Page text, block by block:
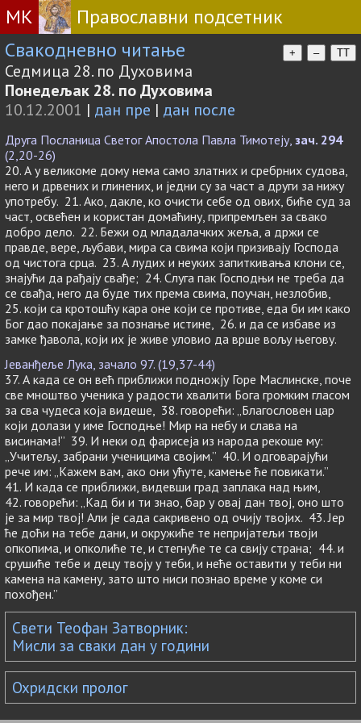
МК
Православни подсетник
Свакодневно читање
+ – TT
Седмица 28. по Духовима
Понедељак 28. по Духовима
10.12.2001 | дан пре | дан после
Друга Посланица Светог Апостола Павла Тимотеју, зач. 294
(2,20-26)
20. А у великоме дому нема само златних и сребрних судова,
него и дрвених и глинених, и једни су за част а други за нижу
употребу. 21. Ако, дакле, ко очисти себе од ових, биће суд за
част, освећен и користан домаћину, припремљен за свако
добро дело. 22. Бежи од младалачких жеља, а држи се
правде, вере, љубави, мира са свима који призивају Господа
од чистога срца. 23. А лудих и неуких запиткивања клони се,
знајући да рађају свађе; 24. Слуга пак Господњи не треба да
се свађа, него да буде тих према свима, поучан, незлобив,
25. који са кротошћу кара оне који се противе, еда би им како
Бог дао покајање за познање истине, 26. и да се избаве из
замке ђавола, који их је живе уловио да врше вољу његову.
Јеванђеље Лука, зачало 97. (19,37-44)
37. А када се он већ приближи подножју Горе Маслинске, поче
све мноштво ученика у радости хвалити Бога громким гласом
за сва чудеса која видеше, 38. говорећи: „Благословен цар
који долази у име Господње! Мир на небу и слава на
висинама!” 39. И неки од фарисеја из народа рекоше му:
„Учитељу, забрани ученицима својим.” 40. И одговарајући
рече им: „Кажем вам, ако они ућуте, камење ће повикати.”
41. И када се приближи, видевши град заплака над њим,
42. говорећи: „Кад би и ти знао, бар у овај дан твој, оно што
је за мир твој! Али је сада сакривено од очију твојих. 43. Јер
ће доћи на тебе дани, и окружиће те непријатељи твоји
опкопима, и опколиће те, и стегнуће те са свију страна; 44. и
срушиће тебе и децу твоју у теби, и неће оставити у теби ни
камена на камену, зато што ниси познао време у коме си
похођен.”
Свети Теофан Затворник:
Мисли за сваки дан у години
Охридски пролог